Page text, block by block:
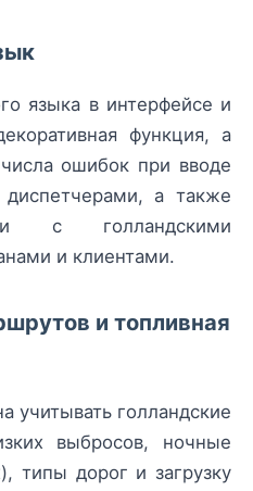
языка в интерфейсе и
функция, а
ошибок при вводе
а также
с голландскими
и клиентами.
и топливная
учитывать голландские
выбросов, ночные
типы дорог и загрузку